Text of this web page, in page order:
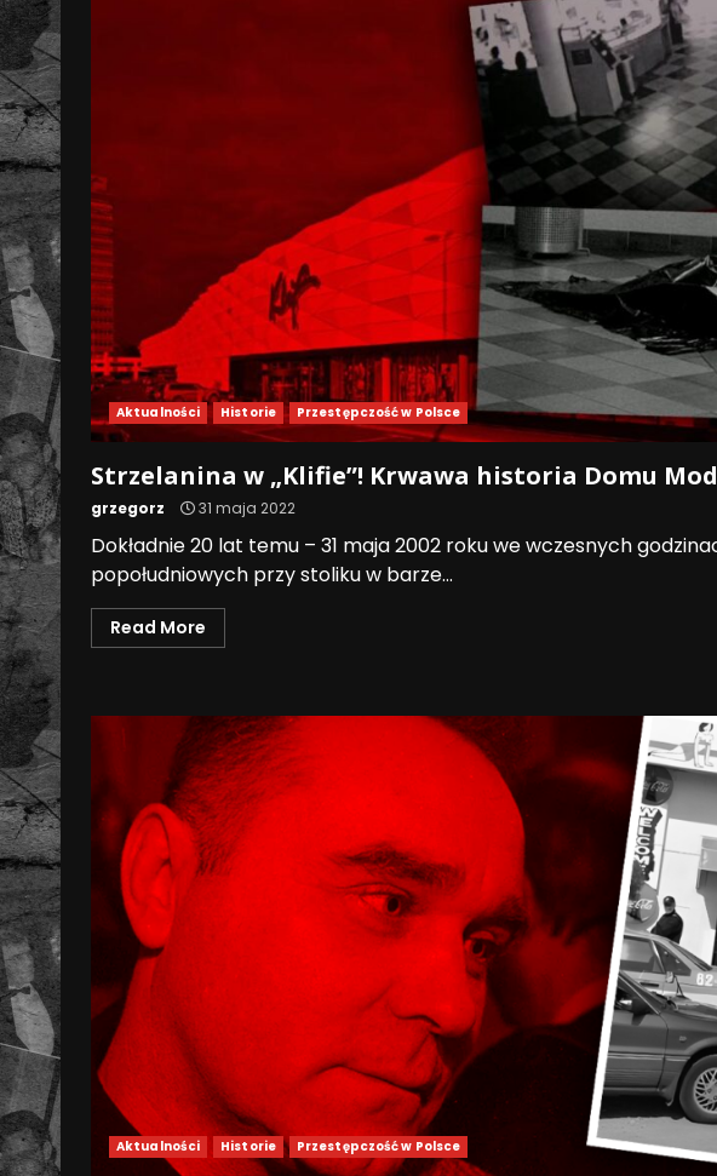
Aktualności Historie Przestępczość w Polsce
Strzelanina w „Klifie”! Krwawa historia Domu
grzegorz 31 maja 2022
Dokładnie 20 lat temu – 31 maja 2002 roku we wczesnych
popołudniowych przy stoliku w barze...
Read More
Aktualności Historie Przestępczość w Polsce